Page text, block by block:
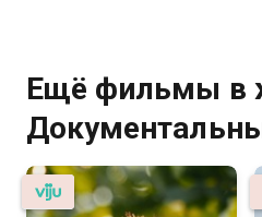
Ещё фильмы в